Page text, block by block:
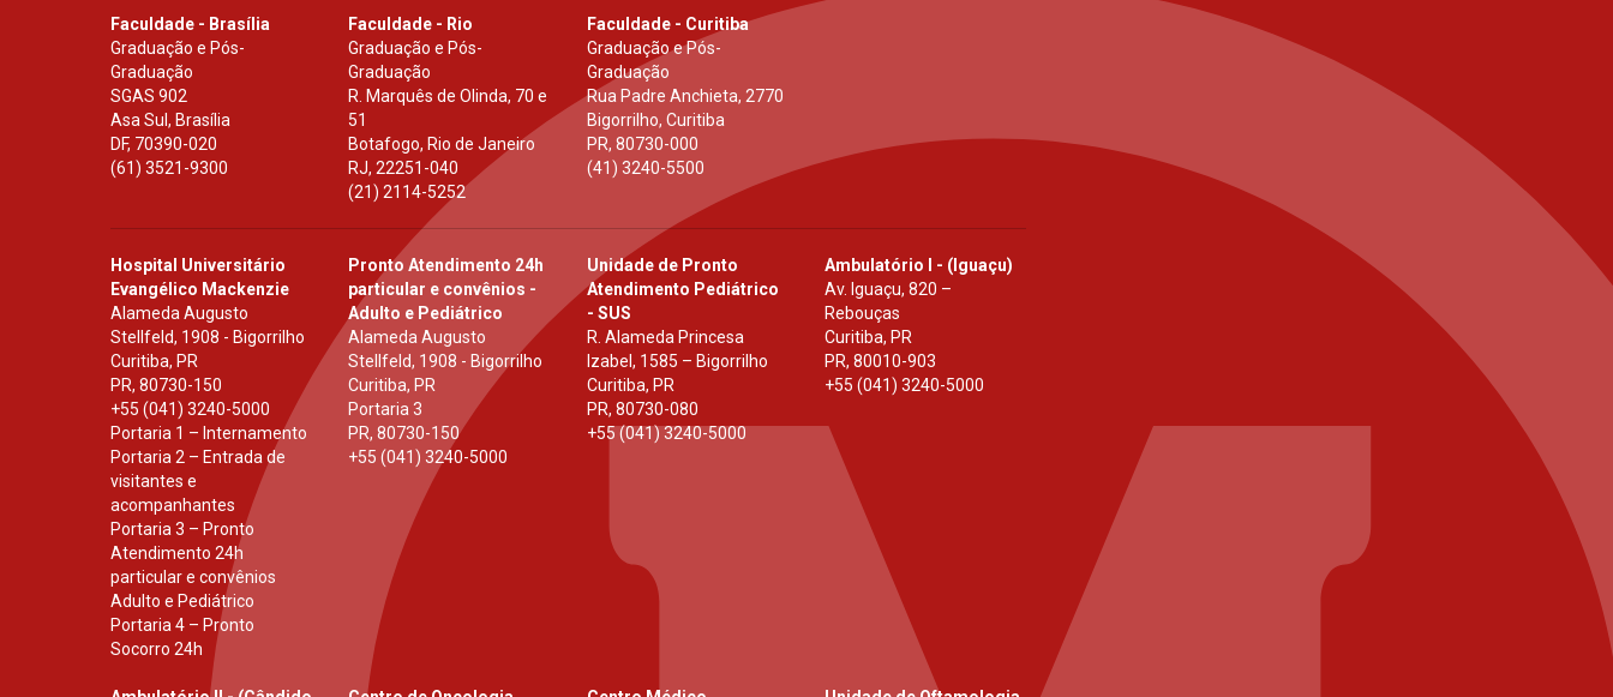
Faculdade - Brasília
Graduação e Pós-
Graduação
SGAS 902
Asa Sul, Brasília
DF, 70390-020
(61) 3521-9300
Faculdade - Rio
Graduação e Pós-
Graduação
R. Marquês de Olinda, 70 e
51
Botafogo, Rio de Janeiro
RJ,22251-040
(21) 2114-5252
Faculdade - Curitiba
Graduação e Pós-
Graduação
Rua Padre Anchieta, 2770
Bigorrilho, Curitiba
PR, 80730-000
(41) 3240-5500
Hospital Universitário
Evangélico Mackenzie
Alameda Augusto
Stellfeld, 1908 - Bigorrilho
Curitiba, PR
PR, 80730-150
+55 (041) 3240-5000
Portaria 1 – Internamento
Portaria 2 – Entrada de
visitantes e
acompanhantes
Portaria 3 – Pronto
Atendimento 24h
particular e convênios
Adulto e Pediátrico
Portaria 4 – Pronto
Socorro 24h
Pronto Atendimento 24h
particular e convênios -
Adulto e Pediátrico
Alameda Augusto
Stellfeld, 1908 - Bigorrilho
Curitiba, PR
Portaria 3
PR,80730-150
+55 (041) 3240-5000
Unidade de Pronto
Atendimento Pediátrico
- SUS
R. Alameda Princesa
Izabel, 1585 – Bigorrilho
Curitiba, PR
PR, 80730-080
+55 (041) 3240-5000
Ambulatório I - (Iguaçu)
Av. Iguaçu, 820 –
Rebouças
Curitiba, PR
PR, 80010-903
+55 (041) 3240-5000